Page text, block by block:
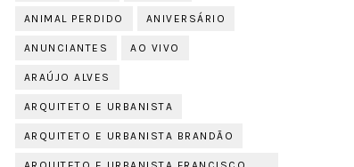
ANIMAL PERDIDO ANIVERSÁRIO
ANUNCIANTES AO VIVO
ARAÚJO ALVES
ARQUITETO E URBANISTA
ARQUITETO E URBANISTA BRANDÃO